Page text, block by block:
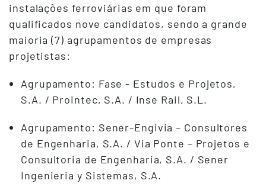
instalações ferroviárias em que foram
qualificados nove candidatos, sendo a grande
maioria (7) agrupamentos de empresas
projetistas:
Agrupamento: Fase - Estudos e Projetos,
S.A. / Prointec, S.A. / Inse Rail, S.L.
Agrupamento: Sener-Engivia – Consultores
de Engenharia, S.A. / Via Ponte – Projetos e
Consultoria de Engenharia, S.A. / Sener
Ingenieria y Sistemas, S.A.